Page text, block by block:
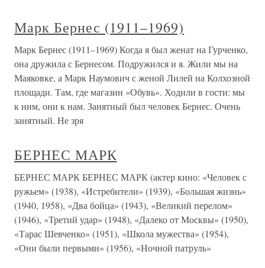
Марк Бернес (1911–1969)
Марк Бернес (1911–1969) Когда я был женат на Гурченко,
она дружила с Бернесом. Подружился и я. Жили мы на
Маяковке, а Марк Наумович с женой Лилей на Колхозной
площади. Там, где магазин «Обувь». Ходили в гости: мы
к ним, они к нам. Занятный был человек Бернес. Очень
занятный. Не зря
БЕРНЕС МАРК
БЕРНЕС МАРК БЕРНЕС МАРК (актер кино: «Человек с
ружьем» (1938), «Истребители» (1939), «Большая жизнь»
(1940, 1958), «Два бойца» (1943), «Великий перелом»
(1946), «Третий удар» (1948), «Далеко от Москвы» (1950),
«Тарас Шевченко» (1951), «Школа мужества» (1954),
«Они были первыми» (1956), «Ночной патруль»